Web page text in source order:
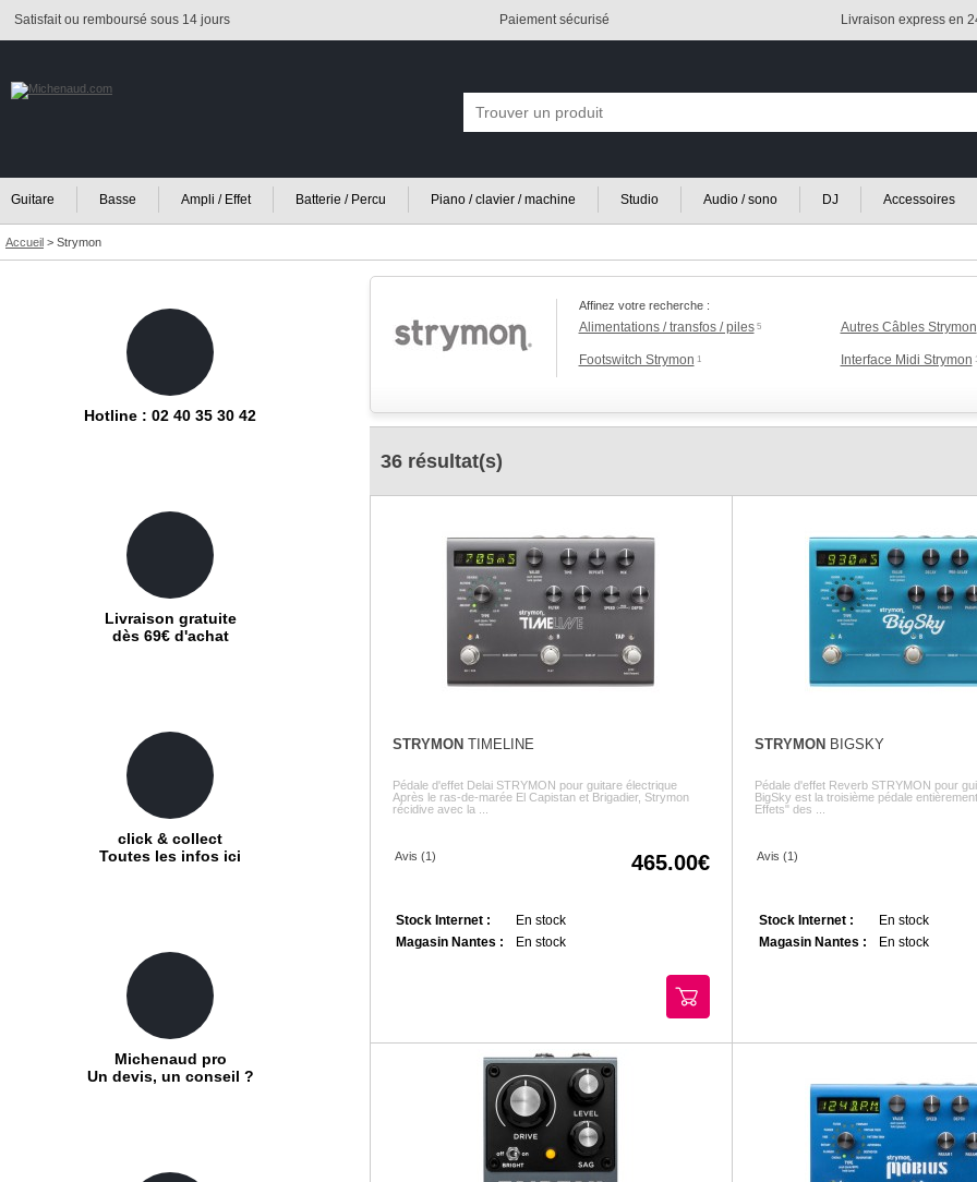
Satisfait ou remboursé sous 14 jours Paiement sécurisé Livraison express en
Guitare Basse Ampli / Effet Batterie / Percu Piano / clavier / machine Studio Audio / sono DJ Accessoires
Accueil > Strymon
Affinez votre recherche :
Alimentations / transfos / piles5 Autres Câbles Strymon
Footswitch Strymon 1 Interface Midi Strymon
36 résultat(s)
STRYMONTIMELINE
Pédale d'effet Delai STRYMON pour guitare électrique
Après le ras-de-marée El Capistan et Brigadier, Strymon
récidive avec la ...
Avis (1) 465.00
Stock Internet :
En stock
Magasin Nantes :
En stock
STRYMONBIGSKY
Pédale d'effet Reverb STRYMON pour
BigSky est la troisième pédale
Effets" des ...
Avis (1)
Stock Internet :
En stock
Magasin Nantes :
En stock
Hotline : 02 40 35 30 42
Livraison gratuite
dès 69€ d'achat
click & collect
Toutes les infos ici
Michenaud pro
Un devis, un conseil ?